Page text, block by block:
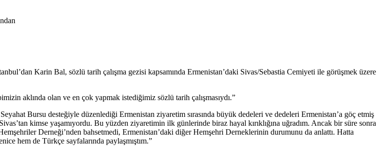
Karin Bal, sözlü tarih çalışma gezisi kapsamında Ermenistan’daki Sivas/Sebastia Cemiyeti ile görüşmek üzere
aklında olan ve en çok yapmak istediğimiz sözlü tarih çalışmasıydı.”
Bursu desteğiyle düzenlediği Ermenistan ziyaretim sırasında büyük dedeleri ve dedeleri Ermenistan’a göç etmiş
kimse yaşamıyordu. Bu yüzden ziyaretimin ilk günlerinde biraz hayal kırıklığına uğradım. Ancak bir süre sonra
Derneği’nden bahsetmedi, Ermenistan’daki diğer Hemşehri Derneklerinin durumunu da anlattı. Hatta
hem de Türkçe sayfalarında paylaşmıştım.”